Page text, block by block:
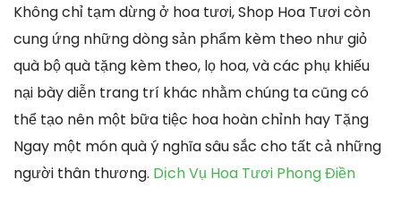
Không chỉ tạm dừng ở hoa tươi, Shop Hoa Tươi còn
cung ứng những dòng sản phẩm kèm theo như giỏ
quà bộ quà tặng kèm theo, lọ hoa, và các phụ khiếu
nại bày diễn trang trí khác nhằm chúng ta cũng có
thể tạo nên một bữa tiệc hoa hoàn chỉnh hay Tặng
Ngay một món quà ý nghĩa sâu sắc cho tất cả những
người thân thương. Dịch Vụ Hoa Tươi Phong Điền